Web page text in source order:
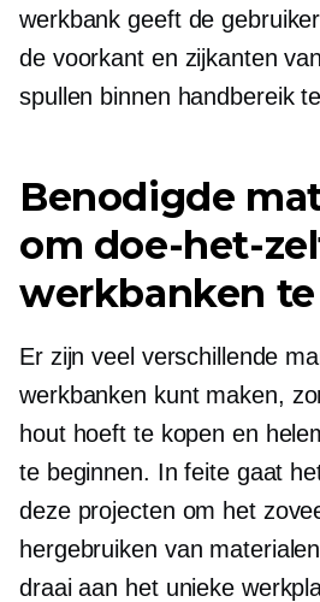
werkbank geeft de
de voorkant en zijkanten
spullen binnen handbereik
Benodigde
om doe-het-
werkbanken
Er zijn veel verschillende
werkbanken kunt maken,
hout hoeft te kopen en
te beginnen. In feite gaat
deze projecten om het
hergebruiken van materialen
draai aan het unieke